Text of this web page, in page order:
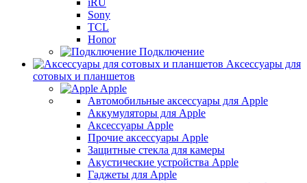
iRU
Sony
TCL
Honor
Подключение
Аксессуары для
сотовых и планшетов
Apple
Автомобильные аксессуары для Apple
Аккумуляторы для Apple
Аксессуары Apple
Прочие аксессуары Apple
Защитные стекла для камеры
Акустические устройства Apple
Гаджеты для Apple